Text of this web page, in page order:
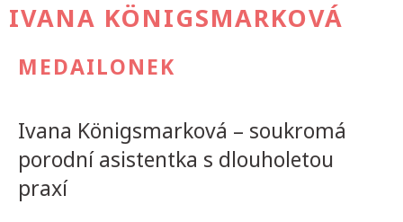
IVANA KÖNIGSMARKOVÁ
MEDAILONEK
Ivana Königsmarková – soukromá
porodní asistentka s dlouholetou
praxí